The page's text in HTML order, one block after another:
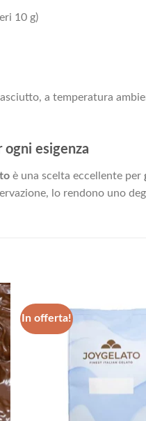
10 g)
a temperatura
ogni esigenza
è una scelta eccellente per
lo rendono uno
In offerta!